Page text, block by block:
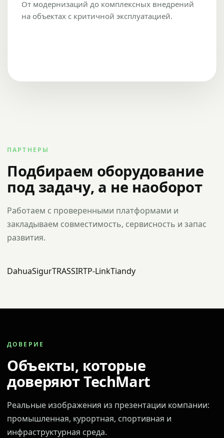
От модернизаций до комплексных внедрений
на объектах с критичной эксплуатацией.
ПАРТНЕРЫ
Подбираем оборудование
под задачу, а не наоборот
Работаем с проверенными платформами и
закладываем совместимость, сервисность и запас
развития.
DahuaSigurTRASSIRTP-LinkTiandy
ДОВЕРИЕ
Объекты, которые
доверяют TechMart
Реальные изображения из презентации компании:
промышленная, курортная, спортивная и
инфраструктурная среда.